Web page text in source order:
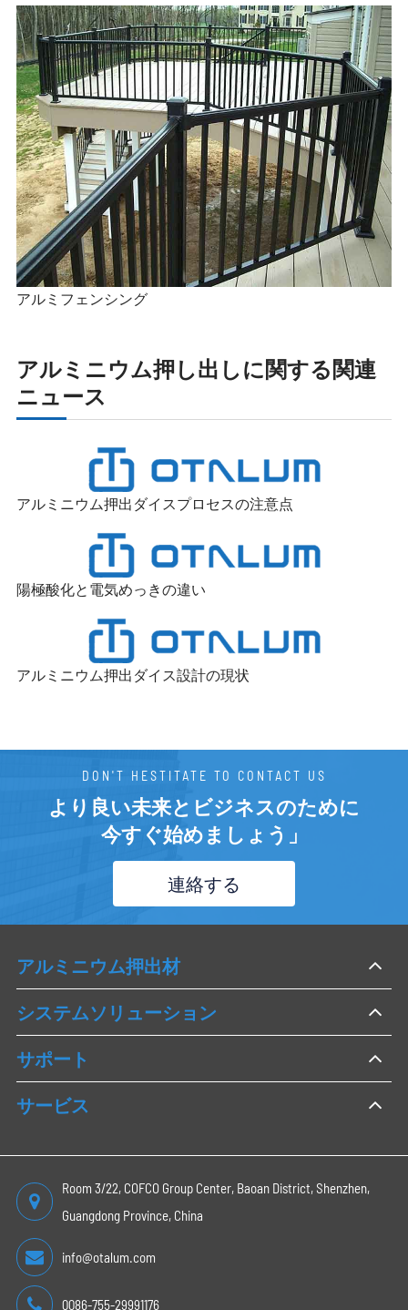
アルミフェンシング
アルミニウム押し出しに関する関連
ニュース
アルミニウム押出ダイスプロセスの注意点
陽極酸化と電気めっきの違い
アルミニウム押出ダイス設計の現状
DON'T HESTITATE TO CONTACT US
より良い未来とビジネスのために
今すぐ始めましょう」
連絡する
アルミニウム押出材
システムソリューション
サポート
サービス
Room 3/22, COFCO Group Center, Baoan District, Shenzhen,
Guangdong Province, China
info@otalum.com
0086-755-29991176